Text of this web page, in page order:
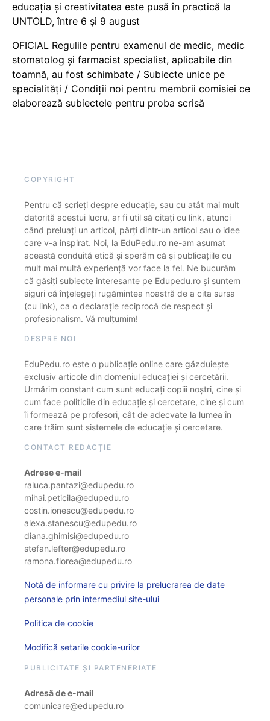
educația și creativitatea este pusă în practică la
UNTOLD, între 6 și 9 august
OFICIAL Regulile pentru examenul de medic, medic
stomatolog și farmacist specialist, aplicabile din
toamnă, au fost schimbate / Subiecte unice pe
specialități / Condiții noi pentru membrii comisiei ce
elaborează subiectele pentru proba scrisă
COPYRIGHT
Pentru că scrieți despre educație, sau cu atât mai mult
datorită acestui lucru, ar fi util să citați cu link, atunci
când preluați un articol, părți dintr-un articol sau o idee
care v-a inspirat. Noi, la EduPedu.ro ne-am asumat
această conduită etică și sperăm că și publicațiile cu
mult mai multă experiență vor face la fel. Ne bucurăm
că găsiți subiecte interesante pe Edupedu.ro și suntem
siguri că înțelegeți rugămintea noastră de a cita sursa
(cu link), ca o declarație reciprocă de respect și
profesionalism. Vă mulțumim!
DESPRE NOI
EduPedu.ro este o publicație online care găzduiește
exclusiv articole din domeniul educației și cercetării.
Urmărim constant cum sunt educați copiii noștri, cine și
cum face politicile din educație și cercetare, cine și cum
îi formează pe profesori, cât de adecvate la lumea în
care trăim sunt sistemele de educație și cercetare.
CONTACT REDACȚIE
Adrese e-mail
raluca.pantazi@edupedu.ro
mihai.peticila@edupedu.ro
costin.ionescu@edupedu.ro
alexa.stanescu@edupedu.ro
diana.ghimisi@edupedu.ro
stefan.lefter@edupedu.ro
ramona.florea@edupedu.ro
Notă de informare cu privire la prelucrarea de date
personale prin intermediul site-ului
Politica de cookie
Modifică setarile cookie-urilor
PUBLICITATE ȘI PARTENERIATE
Adresă de e-mail
comunicare@edupedu.ro